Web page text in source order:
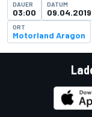
DAUER
03:00
DATUM
09.04.2019
ORT
Motorland Aragon